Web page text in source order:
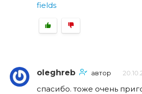
fields
oleghreb автор
спасибо. тоже очень